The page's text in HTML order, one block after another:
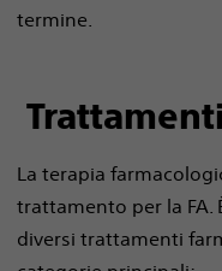
termine.
La terapia
trattamento per la FA.
diversi trattamenti